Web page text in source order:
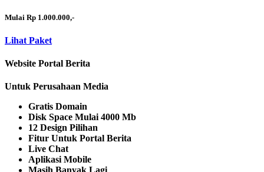
Mulai Rp 1.000.000,-
Lihat Paket
Website Portal Berita
Untuk Perusahaan Media
Gratis Domain
Disk Space Mulai 4000 Mb
12 Design Pilihan
Fitur Untuk Portal Berita
Live Chat
Aplikasi Mobile